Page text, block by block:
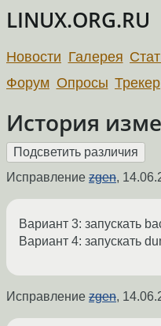
LINUX.ORG.RU
Новости Галерея
Форум Опросы Трекер
История
Исправление zgen,
Вариант 3: запускать
Вариант 4: запускать
Исправление zgen,